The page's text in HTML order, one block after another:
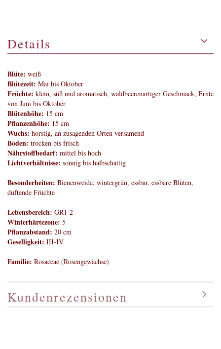
Details
Blüte: weiß
Blütezeit: Mai bis Oktober
Früchte: klein, süß und aromatisch, waldbeerenartiger Geschmack, Ernte
von Juni bis Oktober
Blütenhöhe: 15 cm
Pflanzenhöhe: 15 cm
Wuchs: horstig, an zusagenden Orten versamend
Boden: trocken bis frisch
Nährstoffbedarf: mittel bis hoch
Lichtverhältnisse: sonnig bis halbschattig
Besonderheiten: Bienenweide, wintergrün, essbar, essbare Blüten,
duftende Früchte
Lebensbereich: GR1-2
Winterhärtezone: 5
Pflanzabstand: 20 cm
Geselligkeit: III-IV
Familie: Rosaceae (Rosengewächse)
Kundenrezensionen